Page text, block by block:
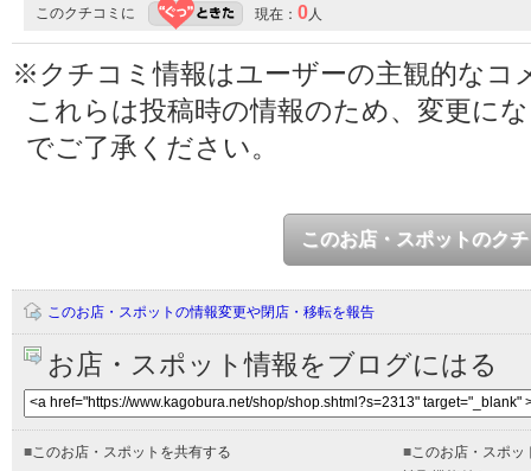
このクチコミに 現在： 0 人
※クチコミ情報はユーザーの主観的なコ
これらは投稿時の情報のため、変更に
でご了承ください。
このお店・スポットのク
このお店・スポットの情報変更や閉店・移転を報告
お店・スポット情報をブログにはる
■ このお店・スポットを共有する ■ このお店・スポ